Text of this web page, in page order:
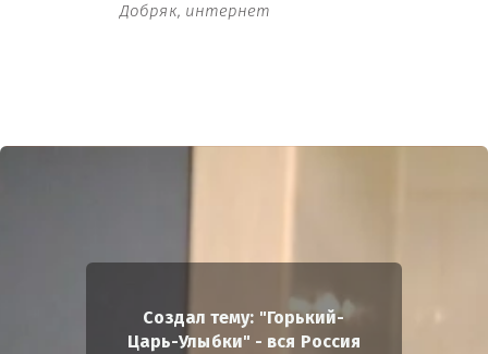
Добряк, интернет
Создал тему: "Горький-
Царь-Улыбки" - вся Россия